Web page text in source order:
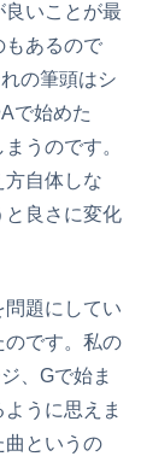
いことが最
もあるので
の筆頭はシ
で始めた
うのです。
方自体しな
と良さに変化
題にしてい
のです。私の
、Gで始ま
うに思えま
曲というの